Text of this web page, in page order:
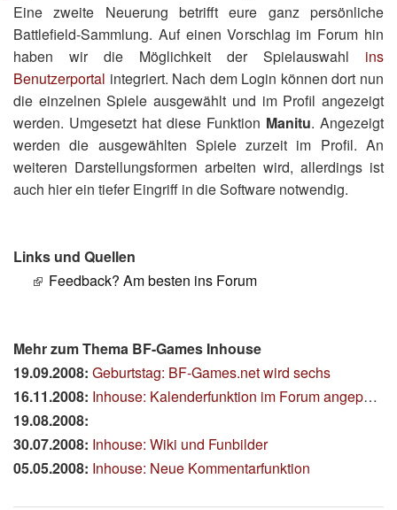
Eine zweite Neuerung betrifft eure ganz persönliche
Battlefield-Sammlung. Auf einen Vorschlag im Forum hin
haben wir die Möglichkeit der Spielauswahl ins
Benutzerportal integriert. Nach dem Login können dort nun
die einzelnen Spiele ausgewählt und im Profil angezeigt
werden. Umgesetzt hat diese Funktion Manitu. Angezeigt
werden die ausgewählten Spiele zurzeit im Profil. An
weiteren Darstellungsformen arbeiten wird, allerdings ist
auch hier ein tiefer Eingriff in die Software notwendig.
Links und Quellen
Feedback? Am besten ins Forum
Mehr zum Thema BF-Games Inhouse
19.09.2008: Geburtstag: BF-Games.net wird sechs
16.11.2008: Inhouse: Kalenderfunktion im Forum angepasst
19.08.2008:
30.07.2008: Inhouse: Wiki und Funbilder
05.05.2008: Inhouse: Neue Kommentarfunktion